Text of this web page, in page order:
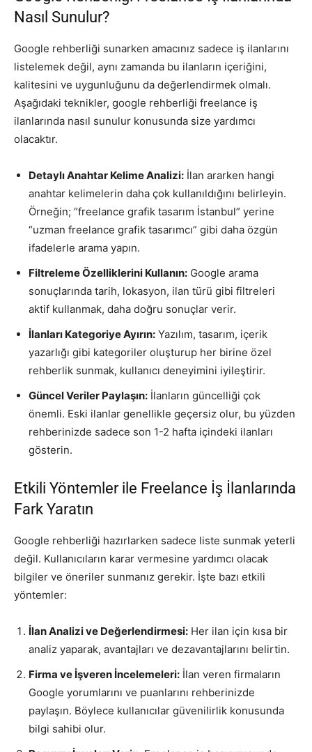
Nasıl Sunulur?
Google rehberliği sunarken amacınız sadece iş ilanlarını
listelemek değil, aynı zamanda bu ilanların içeriğini,
kalitesini ve uygunluğunu da değerlendirmek olmalı.
Aşağıdaki teknikler, google rehberliği freelance iş
ilanlarında nasıl sunulur konusunda size yardımcı
olacaktır.
Detaylı Anahtar Kelime Analizi: İlan ararken hangi
anahtar kelimelerin daha çok kullanıldığını belirleyin.
Örneğin; “freelance grafik tasarım İstanbul” yerine
“uzman freelance grafik tasarımcı” gibi daha özgün
ifadelerle arama yapın.
Filtreleme Özelliklerini Kullanın: Google arama
sonuçlarında tarih, lokasyon, ilan türü gibi filtreleri
aktif kullanmak, daha doğru sonuçlar verir.
İlanları Kategoriye Ayırın: Yazılım, tasarım, içerik
yazarlığı gibi kategoriler oluşturup her birine özel
rehberlik sunmak, kullanıcı deneyimini iyileştirir.
Güncel Veriler Paylaşın: İlanların güncelliği çok
önemli. Eski ilanlar genellikle geçersiz olur, bu yüzden
rehberinizde sadece son 1-2 hafta içindeki ilanları
gösterin.
Etkili Yöntemler ile Freelance İş İlanlarında
Fark Yaratın
Google rehberliği hazırlarken sadece liste sunmak yeterli
değil. Kullanıcıların karar vermesine yardımcı olacak
bilgiler ve öneriler sunmanız gerekir. İşte bazı etkili
yöntemler:
İlan Analizi ve Değerlendirmesi: Her ilan için kısa bir
analiz yaparak, avantajları ve dezavantajlarını belirtin.
Firma ve İşveren İncelemeleri: İlan veren firmaların
Google yorumlarını ve puanlarını rehberinizde
paylaşın. Böylece kullanıcılar güvenilirlik konusunda
bilgi sahibi olur.